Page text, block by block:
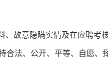
故意隐瞒实情及在应聘考
合法、公开、平等、自愿